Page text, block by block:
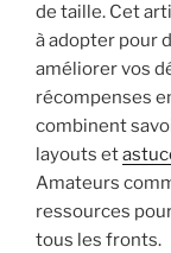
de taille. Cet
à adopter pour
améliorer vos
récompenses
combinent
layouts et
Amateurs
ressources
tous les fronts.